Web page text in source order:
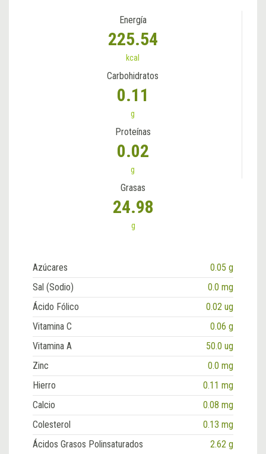
Energía
225.54
kcal
Carbohidratos
0.11
g
Proteínas
0.02
g
Grasas
24.98
g
Azúcares
0.05 g
Sal (Sodio)
0.0 mg
Ácido Fólico
0.02 ug
Vitamina C
0.06 g
Vitamina A
50.0 ug
Zinc
0.0 mg
Hierro
0.11 mg
Calcio
0.08 mg
Colesterol
0.13 mg
Ácidos Grasos Polinsaturados
2.62 g